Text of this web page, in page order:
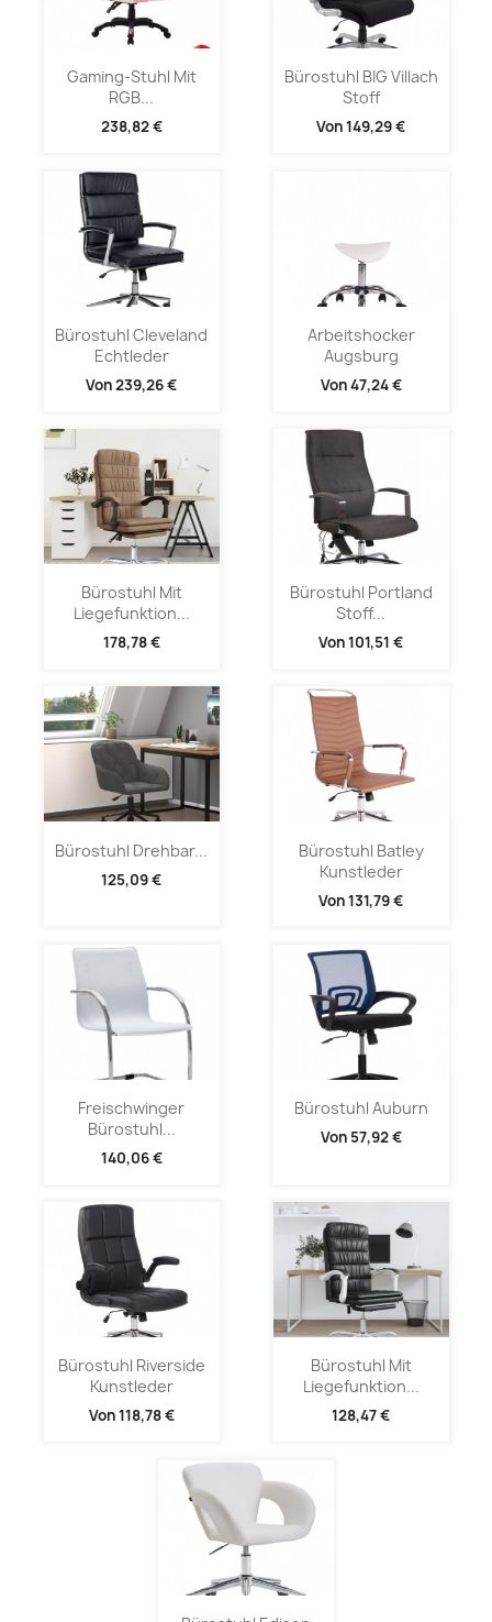
Gaming-Stuhl Mit
RGB...
238,82 €
Bürostuhl BIG Villach
Stoff
Von149,29 €
Bürostuhl Cleveland
Echtleder
Von239,26 €
Arbeitshocker
Augsburg
Von47,24 €
Bürostuhl Mit
Liegefunktion...
178,78 €
Bürostuhl Portland
Stoff...
Von101,51 €
Bürostuhl Drehbar...
125,09 €
Bürostuhl Batley
Kunstleder
Von131,79 €
Freischwinger
Bürostuhl...
140,06 €
Bürostuhl Auburn
Von 57,92 €
Bürostuhl Riverside
Kunstleder
Von118,78 €
Bürostuhl Mit
Liegefunktion...
128,47 €